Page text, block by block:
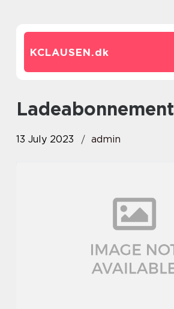
KCLAUSEN.dk
Ladeabonnement
13 July 2023 admin